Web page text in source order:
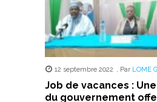
12 septembre 2022 , Par LOME
Job de vacances :
du gouvernement